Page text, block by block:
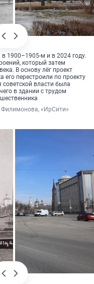
1900–1905-м и в 2024 году.
который затем
В основу лёг проект
его перестроили по проекту
власти была
в здании с трудом
Филимонова, «ИрСити»